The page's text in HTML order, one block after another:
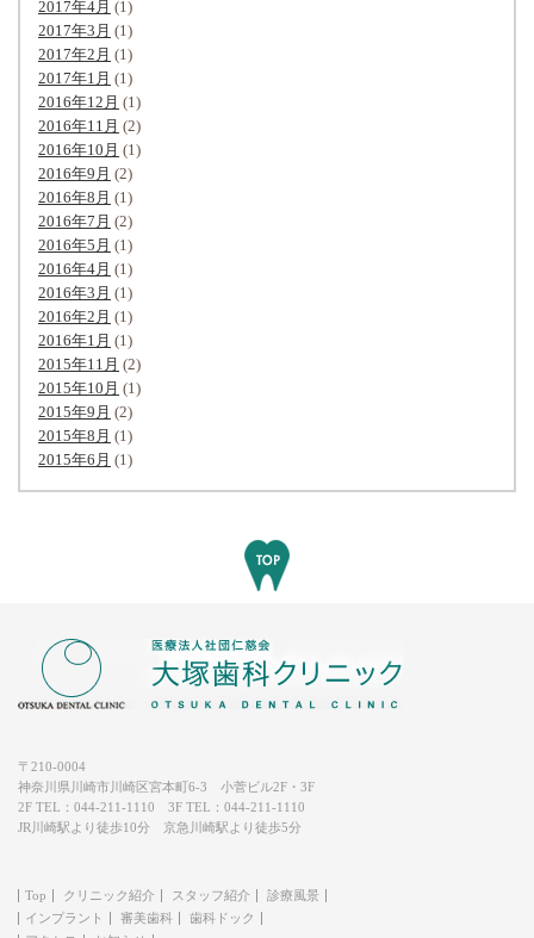
2017年4月 (1)
2017年3月 (1)
2017年2月 (1)
2017年1月 (1)
2016年12月 (1)
2016年11月 (2)
2016年10月 (1)
2016年9月 (2)
2016年8月 (1)
2016年7月 (2)
2016年5月 (1)
2016年4月 (1)
2016年3月 (1)
2016年2月 (1)
2016年1月 (1)
2015年11月 (2)
2015年10月 (1)
2015年9月 (2)
2015年8月 (1)
2015年6月 (1)
〒210-0004
神奈川県川崎市川崎区宮本町6-3 小菅ビル2F・3F
2F TEL： 044-211-1110 3F TEL： 044-211-1110
JR川崎駅より徒歩10分 京急川崎駅より徒歩5分
Top クリニック紹介 スタッフ紹介
診療風景
インプラント
審美歯科
歯科ドック